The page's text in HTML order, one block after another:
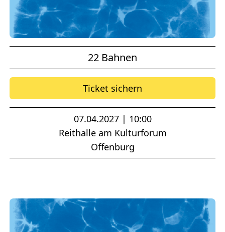
22 Bahnen
Ticket sichern
07.04.2027 | 10:00
Reithalle am Kulturforum
Offenburg